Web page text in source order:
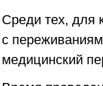
Среди тех, для
с
медицинский